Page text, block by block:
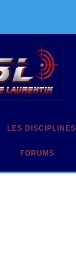
LES DISCIPLINES
FORUMS